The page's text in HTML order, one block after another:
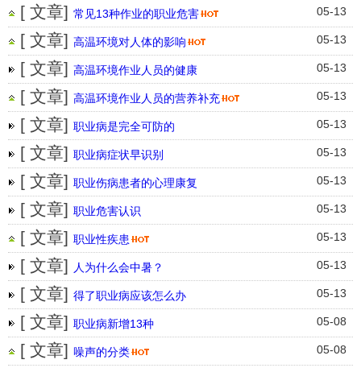
05-13
[ 文章] 常见13种作业的职业危害
05-13
[ 文章] 高温环境对人体的影响
05-13
[ 文章] 高温环境作业人员的健康
05-13
[ 文章] 高温环境作业人员的营养补充
05-13
[ 文章] 职业病是完全可防的
05-13
[ 文章] 职业病症状早识别
05-13
[ 文章] 职业伤病患者的心理康复
05-13
[ 文章] 职业危害认识
05-13
[ 文章] 职业性疾患
05-13
[ 文章]
人为什么会中暑？
05-13
[ 文章] 得了职业病应该怎么办
05-08
[ 文章] 职业病新增13种
05-08
[ 文章] 噪声的分类